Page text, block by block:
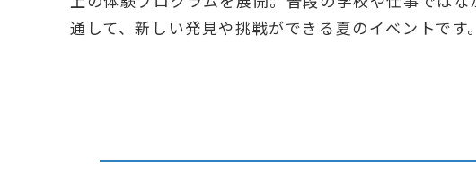
通して、新しい発見や挑戦ができる夏のイベントです。